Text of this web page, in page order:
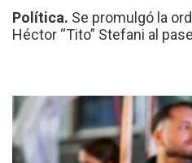
Política. Se promulgó la
Héctor “Tito” Stefani al